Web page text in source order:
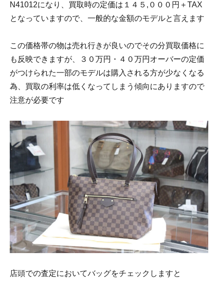
N41012になり、買取時の定価は１４５,０００円＋TAX
となっていますので、一般的な金額のモデルと言えます
この価格帯の物は売れ行きが良いのでその分買取価格に
も反映できますが、３０万円・４０万円オーバーの定価
がつけられた一部のモデルは購入される方が少なくなる
為、買取の利率は低くなってしまう傾向にありますので
注意が必要です
店頭での査定においてバッグをチェックしますと